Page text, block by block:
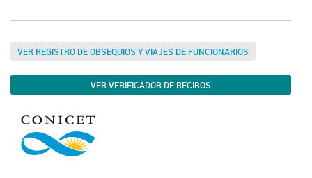
VER REGISTRO DE OBSEQUIOS Y VIAJES DE FUNCIONARIOS
VER VERIFICADOR DE RECIBOS